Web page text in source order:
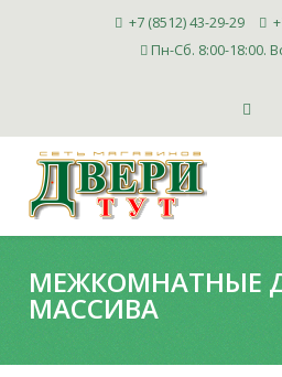
+7 (8512) 43-29-29
Пн-Сб. 8:00-18:00.
МЕЖКОМНАТНЫЕ
МАССИВА